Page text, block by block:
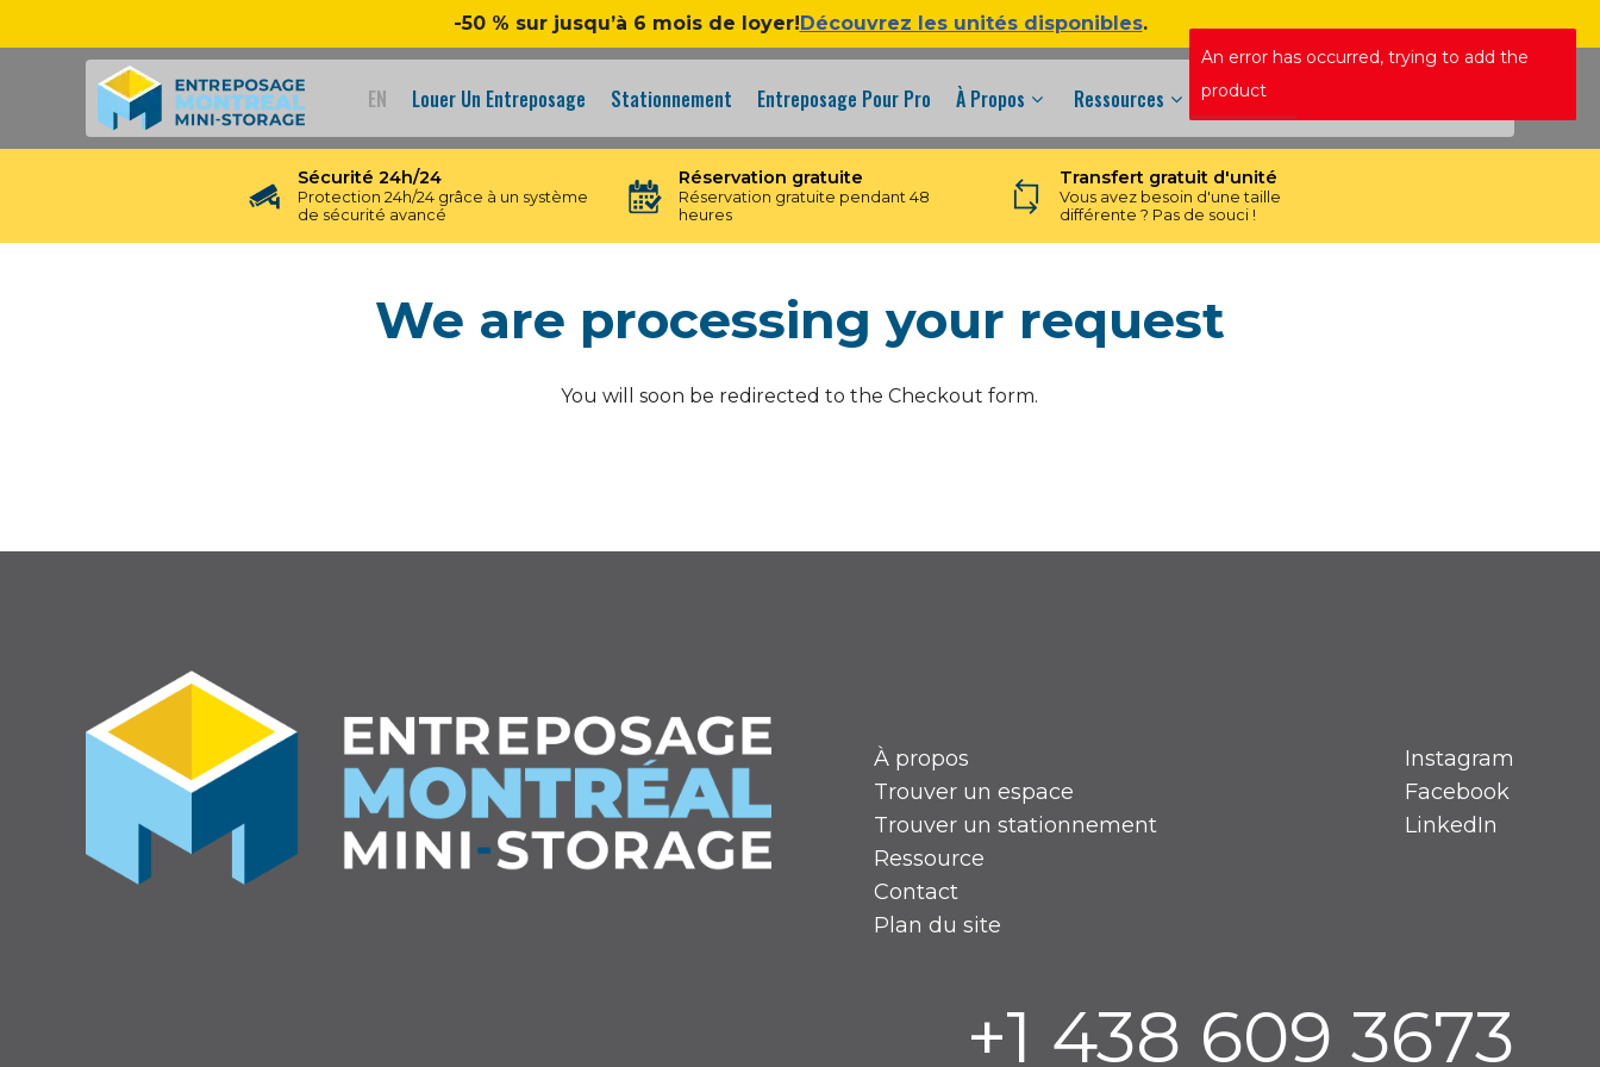
-50 % sur jusqu’à 6 mois de loyer!Découvrez les unités disponibles.
EN Louer Un Entreposage Stationnement Entreposage Pour Pro À Propos Ressources +1 438 609 3673
Sécurité 24h/24
Protection 24h/24 grâce à un système
de sécurité avancé
Réservation gratuite
Réservation gratuite pendant 48
heures
Transfert gratuit d'unité
Vous avez besoin d'une taille
différente ? Pas de souci !
We are processing your request
You will soon be redirected to the Checkout form.
À propos
Trouver un espace
Trouver un stationnement
Ressource
Contact
Plan du site
Instagram
Facebook
LinkedIn
+1 438 609 3673
An error has occurred, trying to add the
product